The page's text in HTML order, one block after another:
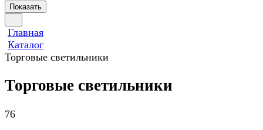
Показать
Главная
Каталог
Торговые светильники
Торговые светильники
76